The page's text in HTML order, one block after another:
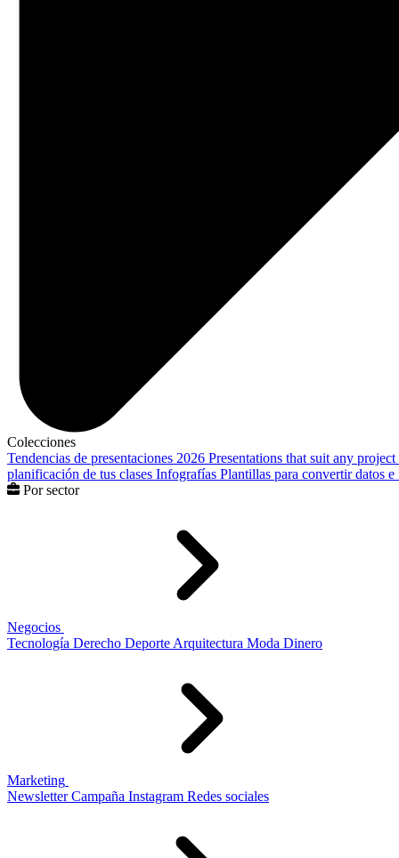
Colecciones
Tendencias de presentaciones 2026 Presentations that suit any project
planificación de tus clases Infografías Plantillas para convertir datos
Por sector
Negocios
Tecnología Derecho Deporte Arquitectura Moda Dinero
Marketing
Newsletter Campaña Instagram Redes sociales